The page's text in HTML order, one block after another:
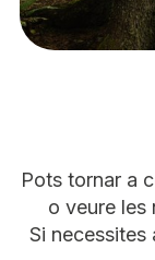
Pots tornar a
o veure les
Si necessites